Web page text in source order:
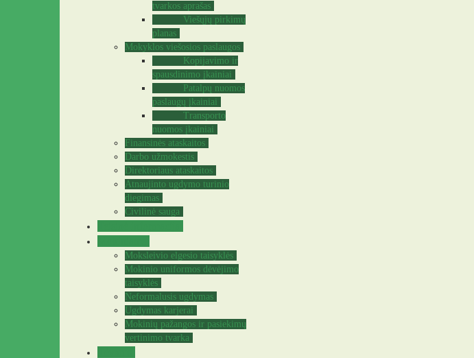
tvarkos aprašas
Viešųjų pirkimų
planas
Mokyklos viešosios paslaugos
Kopijavimo ir
spausdinimo įkainiai
Patalpų nuomos
paslaugų įkainiai
Transporto
nuomos įkainiai
Finansinės ataskaitos
Darbo užmokestis
Direktoriaus ataskaitos
Atnaujinto ugdymo turinio
diegimas
Civilinė sauga
Moksleivio elgesio taisyklės
Mokinio uniformos dėvėjimo
taisyklės
Neformalusis ugdymas
Ugdymas karjerai
Mokinių pažangos ir pasiekimų
vertinimo tvarka